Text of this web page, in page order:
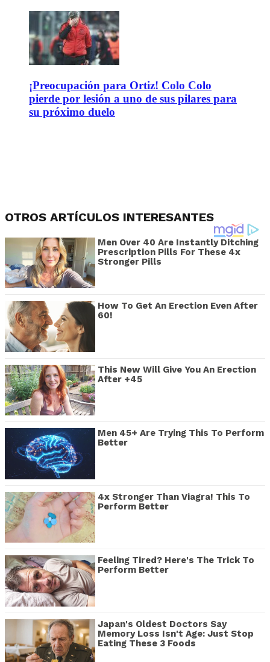
¡Preocupación para Ortiz! Colo Colo
pierde por lesión a uno de sus pilares para
su próximo duelo
OTROS ARTÍCULOS INTERESANTES
Men Over 40 Are Instantly Ditching
Prescription Pills For These 4x
Stronger Pills
How To Get An Erection Even After
60!
This New Will Give You An Erection
After +45
Men 45+ Are Trying This To Perform
Better
4x Stronger Than Viagra! This To
Perform Better
Feeling Tired? Here's The Trick To
Perform Better
Japan's Oldest Doctors Say
Memory Loss Isn't Age: Just Stop
Eating These 3 Foods